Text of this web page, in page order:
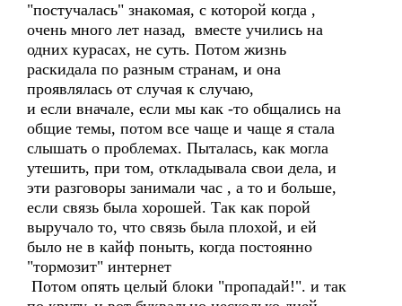
"постучалась" знакомая, с которой когда ,
очень много лет назад, вместе учились на
одних курасах, не суть. Потом жизнь
раскидала по разным странам, и она
проявлялась от случая к случаю,
и если вначале, если мы как -то общались на
общие темы, потом все чаще и чаще я стала
слышать о проблемах. Пыталась, как могла
утешить, при том, откладывала свои дела, и
эти разговоры занимали час , а то и больше,
если связь была хорошей. Так как порой
выручало то, что связь была плохой, и ей
было не в кайф поныть, когда постоянно
"тормозит" интернет
Потом опять целый блоки "пропадай!". и так